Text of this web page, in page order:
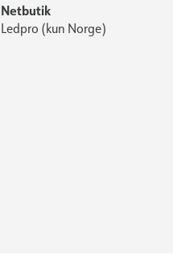
Netbutik
Ledpro (kun Norge)